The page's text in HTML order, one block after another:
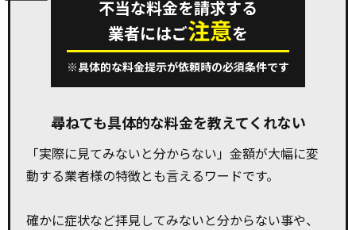
不当な料金を請求する
業者にはご注意を
※具体的な料金提示が依頼時の必須条件です
尋ねても具体的な料金を教えてくれない
「実際に見てみないと分からない」金額が大幅に変
動する業者様の特徴とも言えるワードです。
確かに症状など拝見してみないと分からない事や、